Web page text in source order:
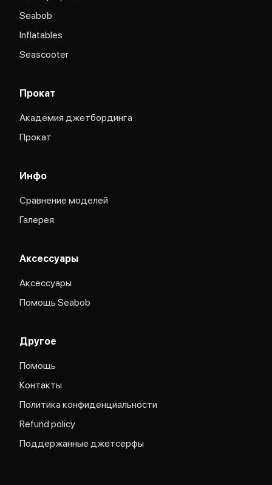
Seabob
Inflatables
Seascooter
Прокат
Академия джетбординга
Прокат
Инфо
Сравнение моделей
Галерея
Аксессуары
Аксессуары
Помощь Seabob
Другое
Помощь
Контакты
Политика конфиденциальности
Refund policy
Поддержанные джетсерфы